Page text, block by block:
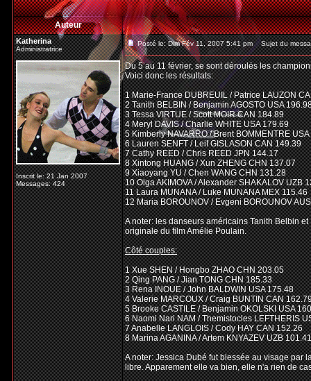
Auteur
Katherina
Administratrice
Inscrit le: 21 Jan 2007
Messages: 424
Posté le: Dim Fév 11, 2007 5:41 pm Sujet du
Du 5 au 11 février, se sont déroulés les
Voici donc les résultats:
1 Marie-France DUBREUIL / Patrice LAUZON
2 Tanith BELBIN / Benjamin AGOSTO USA
3 Tessa VIRTUE / Scott MOIR CAN 184.89
4 Meryl DAVIS / Charlie WHITE USA 179.69
5 Kimberly NAVARRO / Brent BOMMENTRE
6 Lauren SENFT / Leif GISLASON CAN 149.39
7 Cathy REED / Chris REED JPN 144.17
8 Xintong HUANG / Xun ZHENG CHN 137.07
9 Xiaoyang YU / Chen WANG CHN 131.28
10 Olga AKIMOVA / Alexander SHAKALOV UZB
11 Laura MUNANA / Luke MUNANA MEX 115.46
12 Maria BOROUNOV / Evgeni BOROUNOV
A noter: les danseurs américains Tanith Belbin
originale du film Amélie Poulain.
Côté couples:
1 Xue SHEN / Hongbo ZHAO CHN 203.05
2 Qing PANG / Jian TONG CHN 185.33
3 Rena INOUE / John BALDWIN USA 175.48
4 Valerie MARCOUX / Craig BUNTIN CAN
5 Brooke CASTILE / Benjamin OKOLSKI USA
6 Naomi Nari NAM / Themistocles LEFTHERIS
7 Anabelle LANGLOIS / Cody HAY CAN 152.26
8 Marina AGANINA / Artem KNYAZEV UZB 101.41
A noter: Jessica Dubé fut blessée au visage par
libre. Apparement elle va bien, elle n'a rien de